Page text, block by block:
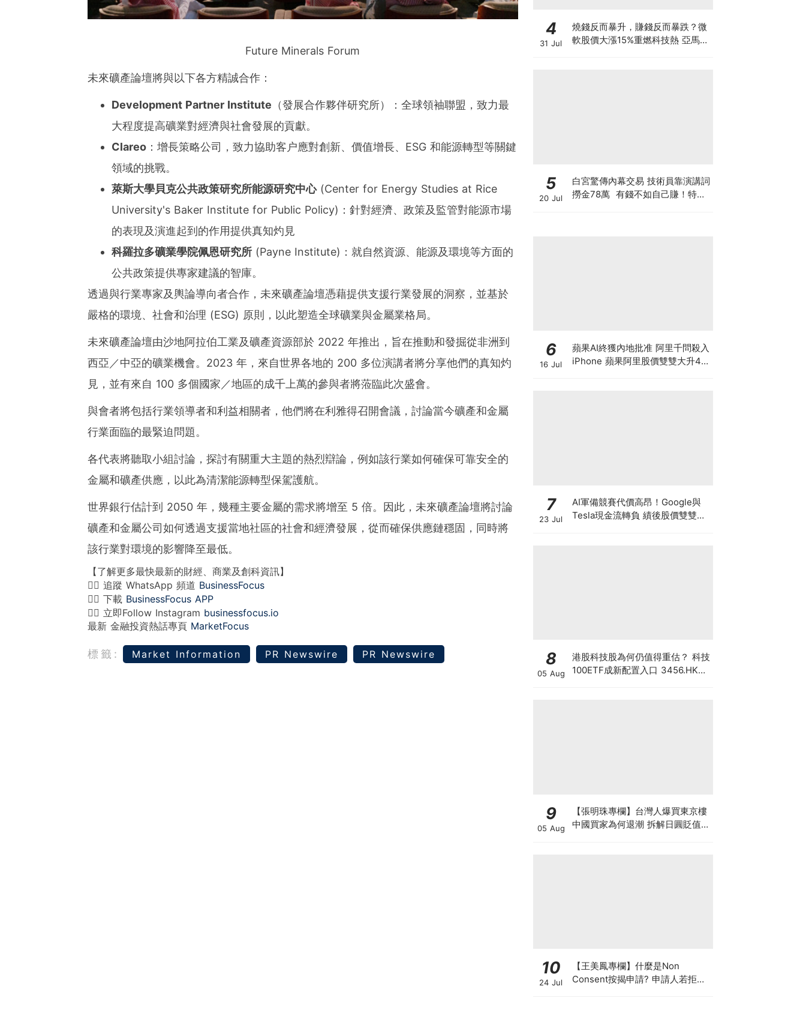
Future Minerals Forum
未來礦產論壇將與以下各方精誠合作：
Development Partner Institute （發展合作夥伴研究所）：全球領袖聯盟，致力最
大程度提高礦業對經濟與社會發展的貢獻。
Clareo：增長策略公司，致力協助客户應對創新、價值增長、ESG 和能源轉型等關鍵
領域的挑戰。
萊斯大學貝克公共政策研究所能源研究中心(Center for Energy Studies at Rice
University'sBaker Institute for Public Policy)：針對經濟、政策及監管對能源市場
的表現及演進起到的作用提供真知灼見
科羅拉多礦業學院佩恩研究所(Payne Institute)：就自然資源、能源及環境等方面的
公共政策提供專家建議的智庫。
透過與行業專家及輿論導向者合作，未來礦產論壇憑藉提供支援行業發展的洞察，並基於
嚴格的環境、社會和治理 (ESG) 原則，以此塑造全球礦業與金屬業格局。
未來礦產論壇由沙地阿拉伯工業及礦產資源部於 2022 年推出，旨在推動和發掘從非洲到
西亞／中亞的礦業機會。2023 年，來自世界各地的 200 多位演講者將分享他們的真知灼
見，並有來自 100 多個國家／地區的成千上萬的參與者將蒞臨此次盛會。
與會者將包括行業領導者和利益相關者，他們將在利雅得召開會議，討論當今礦產和金屬
行業面臨的最緊迫問題。
各代表將聽取小組討論，探討有關重大主題的熱烈辯論，例如該行業如何確保可靠安全的
金屬和礦產供應，以此為清潔能源轉型保駕護航。
世界銀行估計到 2050 年，幾種主要金屬的需求將增至 5 倍。因此，未來礦產論壇將討論
礦產和金屬公司如何透過支援當地社區的社會和經濟發展，從而確保供應鏈穩固，同時將
該行業對環境的影響降至最低。
【了解更多最快最新的財經、商業及創科資訊】
👉🏻 追蹤 WhatsApp 頻道 BusinessFocus
👉🏻 下載 BusinessFocus APP
👉🏻 立即Follow Instagram businessfocus.io
最新 金融投資熱話專頁 MarketFocus
標籤: Market Information PR Newswire PR Newswire
4
31 Jul
燒錢反而暴升，賺錢反而暴跌？微
軟股價大漲15%重燃科技熱 亞馬遜
5
20 Jul
白宮驚傳內幕交易 技術員靠演講詞
撈金78萬 有錢不如自己賺！特朗
6
16 Jul
蘋果AI終獲內地批准 阿里千問殺入
iPhone 蘋果阿里股價雙雙大升4%
7
23 Jul
AI軍備競賽代價高昂！Google與
Tesla現金流轉負 績後股價雙雙急
8
05 Aug
港股科技股為何仍值得重估？ 科技
100ETF成新配置入口 3456.HK一
9
05 Aug
【張明珠專欄】台灣人爆買東京樓
中國買家為何退潮 拆解日圓貶值與
10
24 Jul
【王美鳳專欄】什麼是Non
Consent按揭申請? 申請人若拒披